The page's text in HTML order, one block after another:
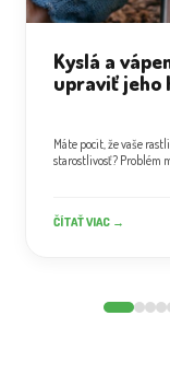
Kyslá a
upraviť jeho
Máte pocit, že vaše
starostlivosť? Problém
ČÍTAŤ VIAC →